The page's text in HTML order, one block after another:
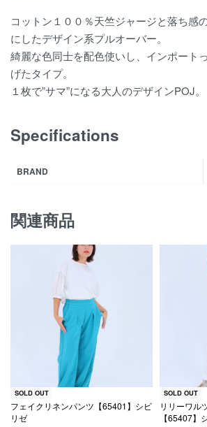
コットン１００％天竺ジャージと落ち感
にしたデザイン系プルオーバー。
綺麗な色同士を配色使いし、インポート
げたタイプ。
１枚で”サマ”になる大人のデザインPOJ。
Specifications
BRAND
関連商品
SOLD OUT
フェイクリネンパンツ【65401】シビ
リゼ
SOLD OUT
リリーワル
【65407】